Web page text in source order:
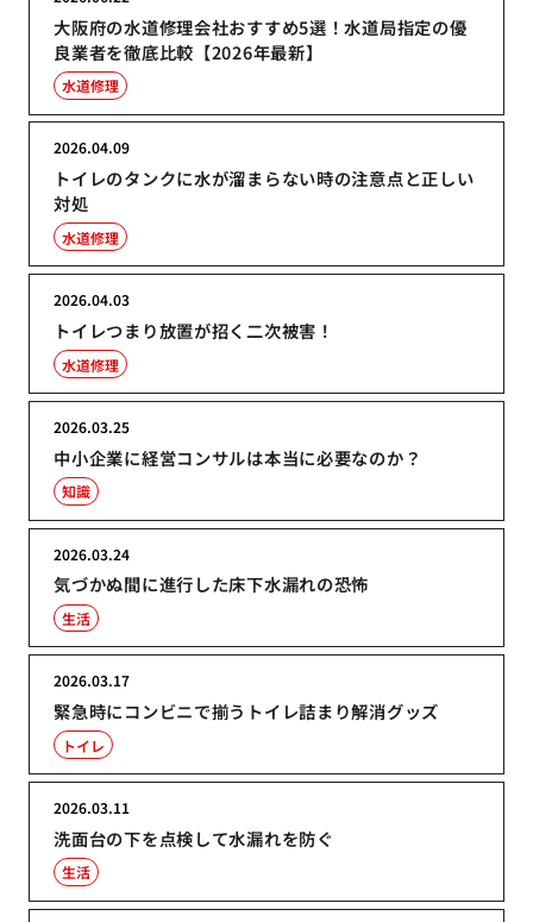
大阪府の水道修理会社おすすめ5選！水道局指定の優
良業者を徹底比較【2026年最新】
水道修理
トイレのタンクに水が溜まらない時の注意点と正しい
対処
2026.04.09
水道修理
トイレつまり放置が招く二次被害！
2026.04.03
水道修理
中小企業に経営コンサルは本当に必要なのか？
2026.03.25
知識
気づかぬ間に進行した床下水漏れの恐怖
2026.03.24
生活
緊急時にコンビニで揃うトイレ詰まり解消グッズ
2026.03.17
トイレ
洗面台の下を点検して水漏れを防ぐ
2026.03.11
生活